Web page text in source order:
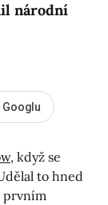
národní
, když se
to hned
prvním